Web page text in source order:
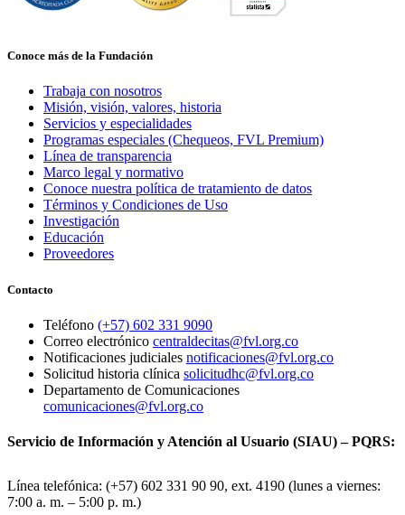
Conoce más de la Fundación
Trabaja con nosotros
Misión, visión, valores, historia
Servicios y especialidades
Programas especiales (Chequeos, FVL Premium)
Línea de transparencia
Marco legal y normativo
Conoce nuestra política de tratamiento de datos
Términos y Condiciones de Uso
Investigación
Educación
Proveedores
Contacto
Teléfono (+57) 602 331 9090
Correo electrónico centraldecitas@fvl.org.co
Notificaciones judiciales notificaciones@fvl.org.co
Solicitud historia clínica solicitudhc@fvl.org.co
Departamento de Comunicaciones
comunicaciones@fvl.org.co
Servicio de Información y Atención al Usuario (SIAU) – PQRS:
Línea telefónica: (+57) 602 331 90 90, ext. 4190 (lunes a viernes:
7:00 a. m. – 5:00 p. m.)